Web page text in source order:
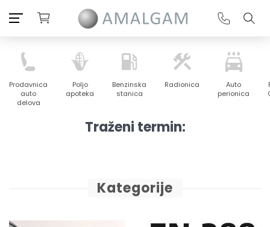
Prodavnica
auto
delova
Poljo
apoteka
Benzinska
stanica
Radionica
Auto
perionica
Traženi termin:
Kategorije